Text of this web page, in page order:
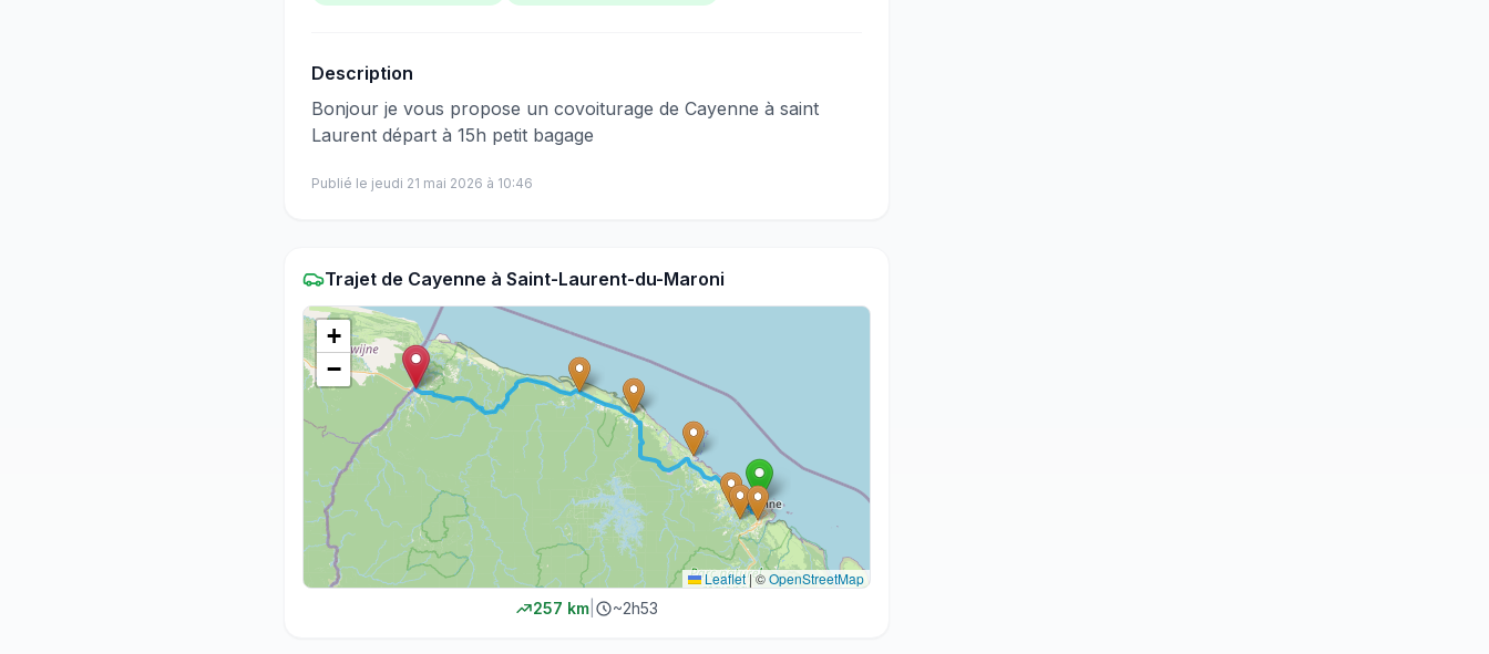
Description
​‌​‍​‌‌​​​‌‌​‌‌​‌‌​‌​‌‌‌​​​​​‌‌​​‌‌​​‌‌​‌​‌​​‌‌​‌‌‌‌​​‌‌​‌‌‌​‌‌‌​‌​‌​‌‌‌​‌‌​​​‌‌​​​​​​‌‌​​​​​​‌‌​​​‌​​‌‌​‌‌​​‌‌‌‌​​‌​‌‌​‌‌‌‌​‌‌‌​​‌​​​‌‌​​‌‌​​‌‌‌​​‌​‌‌‌​​‌​​​‌‌​‌​‌​‌‌​‌​​‌​​‌‌​​‌‌​‌‌​‌​​‌​‌‌‌​​​‌​‌‌​​​‌​‍Bonjour je vous propose un covoiturage de Cayenne à saint
Laurent départ à 15h petit bagage
Publié le jeudi 21 mai 2026 à 10:46
Trajet de Cayenne à Saint-Laurent-du-Maroni
+
−
Leaflet|©OpenStreetMap
257 km| ~2h53